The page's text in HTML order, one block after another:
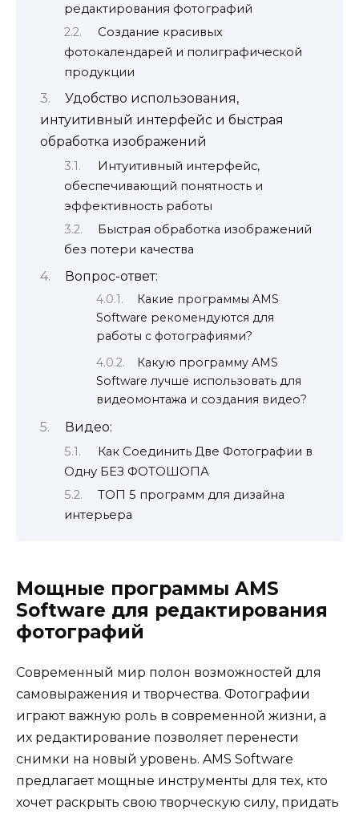
редактирования фотографий
Создание красивых
фотокалендарей и полиграфической
продукции
Удобство использования,
интуитивный интерфейс и быстрая
обработка изображений
Интуитивный интерфейс,
обеспечивающий понятность и
эффективность работы
Быстрая обработка изображений
без потери качества
Вопрос-ответ:
Какие программы AMS
Software рекомендуются для
работы с фотографиями?
Какую программу AMS
Software лучше использовать для
видеомонтажа и создания видео?
Видео:
Как Соединить Две Фотографии в
Одну БЕЗ ФОТОШОПА
ТОП 5 программ для дизайна
интерьера
Мощные программы AMS
Software для редактирования
фотографий
Современный мир полон возможностей для
самовыражения и творчества. Фотографии
играют важную роль в современной жизни, а
их редактирование позволяет перенести
снимки на новый уровень. AMS Software
предлагает мощные инструменты для тех, кто
хочет раскрыть свою творческую силу, придать